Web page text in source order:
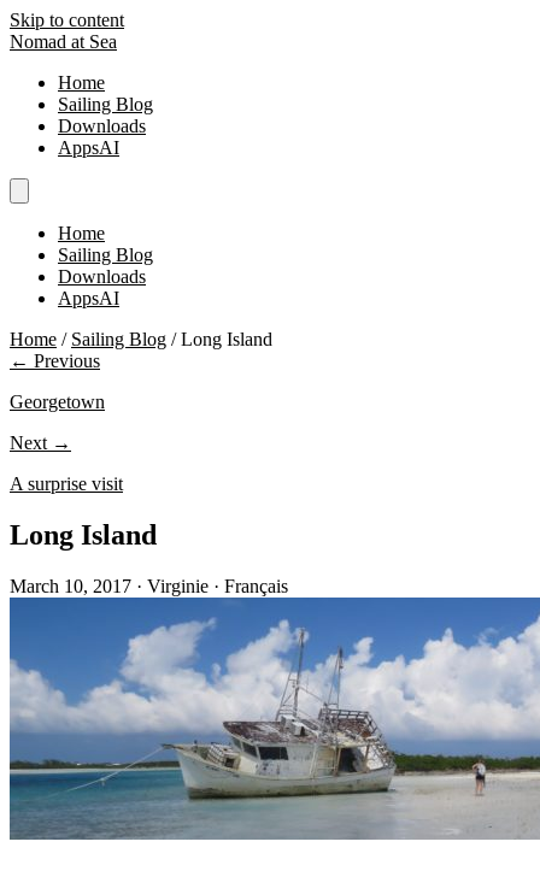
Skip to content
Nomad at Sea
Home
Sailing Blog
Downloads
AppsAI
Home
Sailing Blog
Downloads
AppsAI
Home / Sailing Blog / Long Island
← Previous
Georgetown
Next →
A surprise visit
Long Island
March 10, 2017 · Virginie · Français